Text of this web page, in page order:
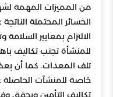
من المميزات المهمة
الخسائر المحتملة
الالتزام بمعايير
للمنشأة تجنب تكاليف
تلف المعدات. كما أن
خاصة للمنشآت الحاصلة
تكاليف التأمين ويحقق